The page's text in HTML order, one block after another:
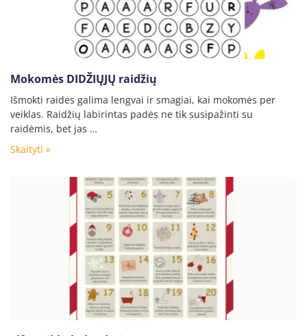
Mokomės DIDŽIŲJŲ raidžių
Išmokti raides galima lengvai ir smagiai, kai mokomės per
veiklas. Raidžių labirintas padės ne tik susipažinti su
raidėmis, bet jas …
Skaityti »